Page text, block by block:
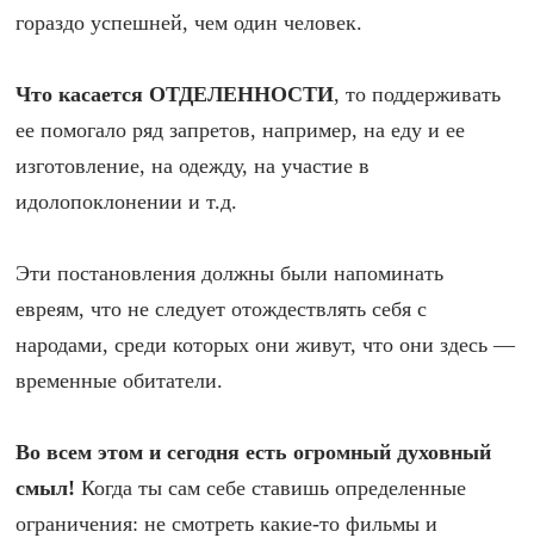
гораздо успешней, чем один человек.
Что касается ОТДЕЛЕННОСТИ, то поддерживать
ее помогало ряд запретов, например, на еду и ее
изготовление, на одежду, на участие в
идолопоклонении и т.д.
Эти постановления должны были напоминать
евреям, что не следует отождествлять себя с
народами, среди которых они живут, что они здесь —
временные обитатели.
Во всем этом и сегодня есть огромный духовный
смыл! Когда ты сам себе ставишь определенные
ограничения: не смотреть какие-то фильмы и